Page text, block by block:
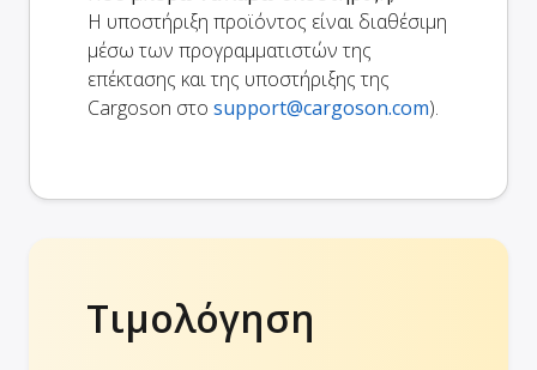
Η υποστήριξη προϊόντος είναι διαθέσιμη
μέσω των προγραμματιστών της
επέκτασης και της υποστήριξης της
Cargoson στο support@cargoson.com).
Τιμολόγηση